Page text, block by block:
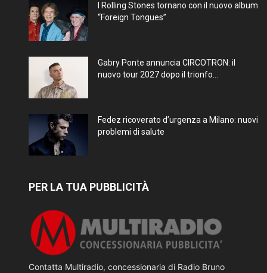
I Rolling Stones tornano con il nuovo album
“Foreign Tongues”
Gabry Ponte annuncia CIRCOTRON: il
nuovo tour 2027 dopo il trionfo...
Fedez ricoverato d’urgenza a Milano: nuovi
problemi di salute
PER LA TUA PUBBLICITÀ
Contatta Multiradio, concessionaria di Radio Bruno